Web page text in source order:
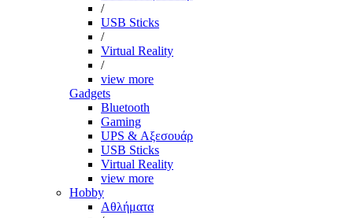
/
USB Sticks
/
Virtual Reality
/
view more
Gadgets
Bluetooth
Gaming
UPS & Αξεσουάρ
USB Sticks
Virtual Reality
view more
Hobby
Αθλήματα